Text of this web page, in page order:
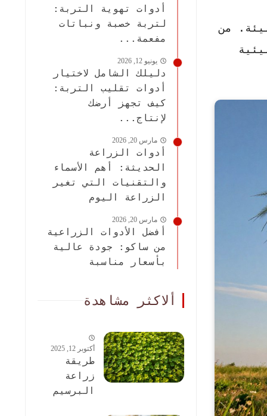
من
أدوات تهوية التربة:
لتربة خصبة ونباتات
مفعمة...
يونيو 12, 2026
دليلك الشامل لاختيار
أدوات تقليب التربة:
كيف تجهز أرضك
لإنتاج...
مارس 20, 2026
أدوات الزراعة
الحديثة: أهم الأسماء
والتقنيات التي تغير
الزراعة اليوم
مارس 20, 2026
أفضل الأدوات الزراعية
من ساكو: جودة عالية
بأسعار مناسبة
ألاكثر مشاهدة
أكتوبر 12, 2025
طريقة
زراعة
البرسيم